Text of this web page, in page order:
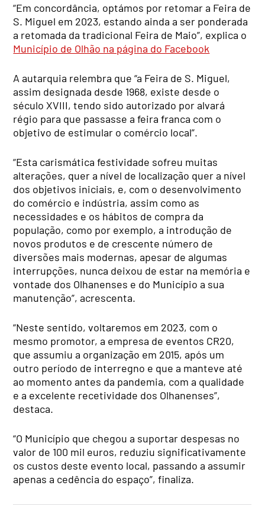
“Em concordância, optámos por retomar a Feira de
S. Miguel em 2023, estando ainda a ser ponderada
a retomada da tradicional Feira de Maio”, explica o
Município de Olhão na página do Facebook
A autarquia relembra que “a Feira de S. Miguel,
assim designada desde 1968, existe desde o
século XVIII, tendo sido autorizado por alvará
régio para que passasse a feira franca com o
objetivo de estimular o comércio local”.
“Esta carismática festividade sofreu muitas
alterações, quer a nível de localização quer a nível
dos objetivos iniciais, e, com o desenvolvimento
do comércio e indústria, assim como as
necessidades e os hábitos de compra da
população, como por exemplo, a introdução de
novos produtos e de crescente número de
diversões mais modernas, apesar de algumas
interrupções, nunca deixou de estar na memória e
vontade dos Olhanenses e do Município a sua
manutenção”, acrescenta.
“Neste sentido, voltaremos em 2023, com o
mesmo promotor, a empresa de eventos CR20,
que assumiu a organização em 2015, após um
outro período de interregno e que a manteve até
ao momento antes da pandemia, com a qualidade
e a excelente recetividade dos Olhanenses”,
destaca.
“O Município que chegou a suportar despesas no
valor de 100 mil euros, reduziu significativamente
os custos deste evento local, passando a assumir
apenas a cedência do espaço”, finaliza.